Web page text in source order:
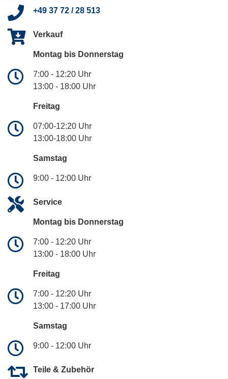
+49 37 72 / 28 513
Verkauf
Montag bis Donnerstag
7:00 - 12:20 Uhr
13:00 - 18:00 Uhr
Freitag
07:00-12:20 Uhr
13:00-18:00 Uhr
Samstag
9:00 - 12:00 Uhr
Service
Montag bis Donnerstag
7:00 - 12:20 Uhr
13:00 - 18:00 Uhr
Freitag
7:00 - 12:20 Uhr
13:00 - 17:00 Uhr
Samstag
9:00 - 12:00 Uhr
Teile & Zubehör